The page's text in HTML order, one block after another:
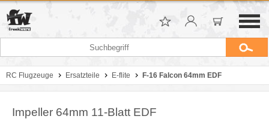
RC Flugzeuge Ersatzteile E-flite F-16 Falcon 64mm EDF
Impeller 64mm 11-Blatt EDF